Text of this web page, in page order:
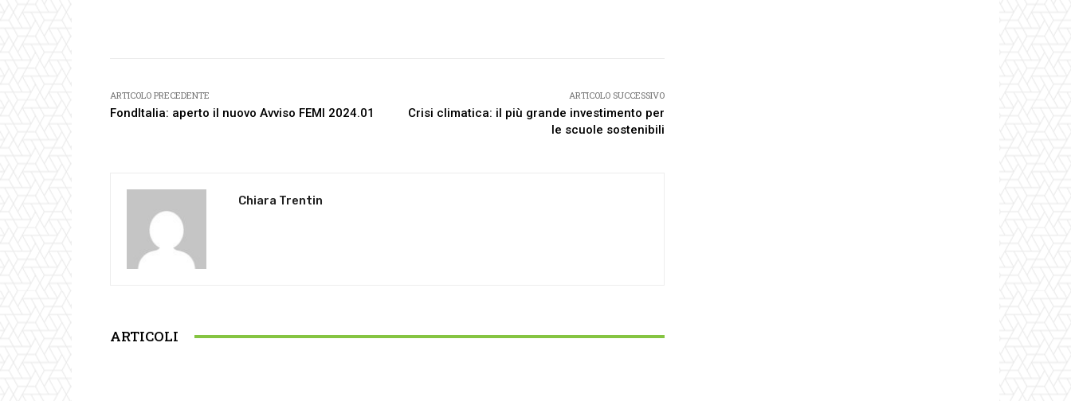
ARTICOLO PRECEDENTE
FondItalia: aperto il nuovo Avviso FEMI 2024.01
ARTICOLO SUCCESSIVO
Crisi climatica: il più grande investimento per
le scuole sostenibili
Chiara Trentin
ARTICOLI